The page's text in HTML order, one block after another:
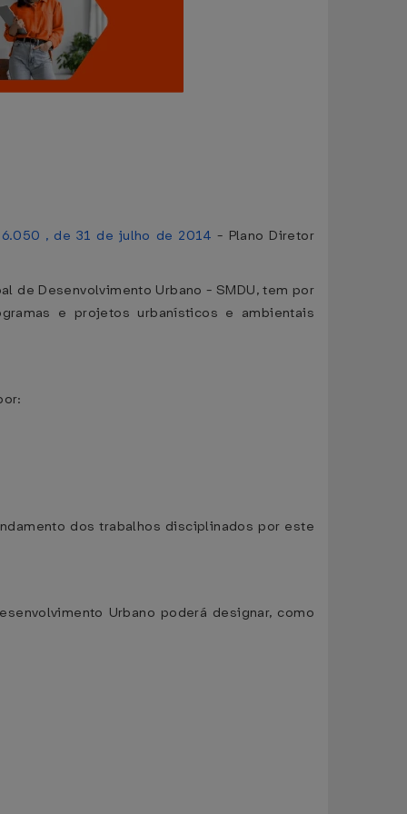
, de 31 de julho de 2014 - Plano Diretor
de Desenvolvimento Urbano - SMDU, tem por
e projetos urbanísticos e ambientais
dos trabalhos disciplinados por este
Urbano poderá designar, como